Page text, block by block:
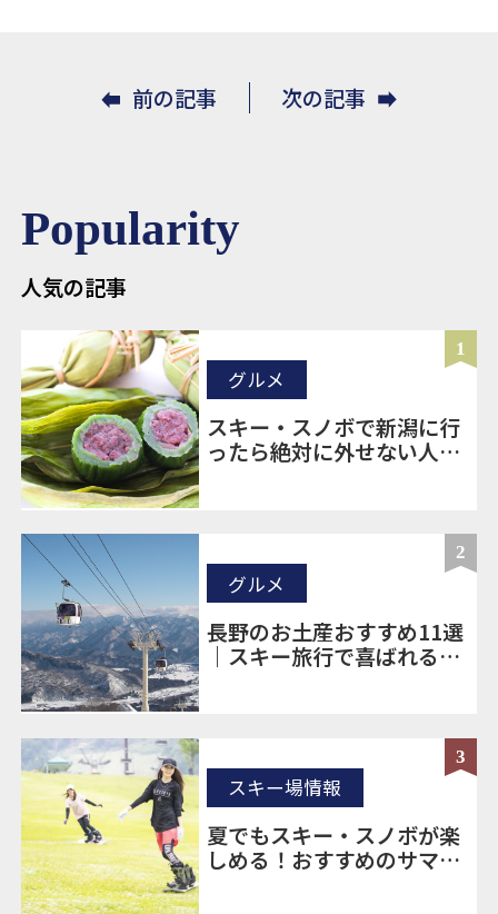
前の記事 次の記事
Popularity
人気の記事
1
スキー・スノボで新潟に行
ったら絶対に外せない人気
グルメ
2
長野のお土産おすすめ11選
｜スキー旅行で喜ばれる定
グルメ
3
夏でもスキー・スノボが楽
しめる！おすすめのサマー
スキー場情報